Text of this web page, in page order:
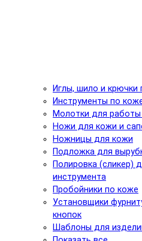
Иглы, шило и крючки
Инструменты по
Молотки для
Ножи для кожи и
Ножницы для кожи
Подложка для
Полировка (сликер)
инструмента
Пробойники по коже
Установщики
кнопок
Шаблоны для